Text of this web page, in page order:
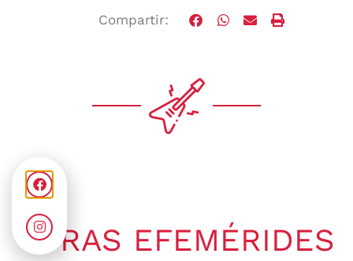
Compartir:
OTRAS EFEMÉRIDES